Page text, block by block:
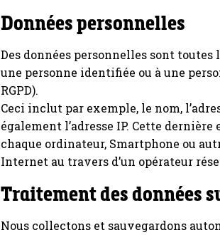
Données personnelles
Des données personnelles sont
une personne identifiée ou à une
RGPD).
Ceci inclut par exemple, le nom,
également l’adresse IP. Cette
chaque ordinateur, Smartphone ou
Internet au travers d’un opérateur
Traitement des données
Nous collectons et sauvegardons